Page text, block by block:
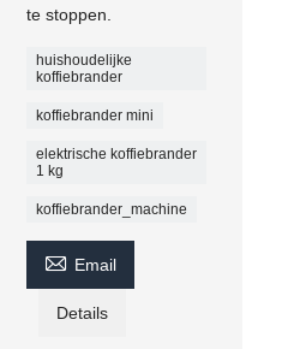
te stoppen.
huishoudelijke
koffiebrander
koffiebrander mini
elektrische koffiebrander
1 kg
koffiebrander_machine
 Email
Details